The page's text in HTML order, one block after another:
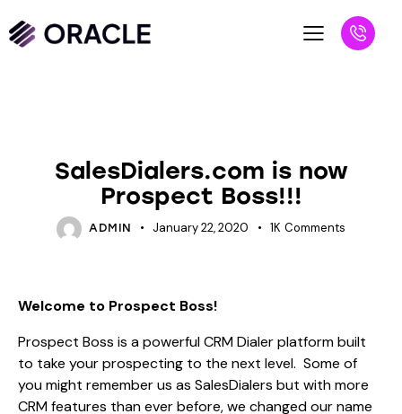
SalesDialers.com is now
Prospect Boss!!!
ADMIN January 22, 2020 1K Comments
Welcome to Prospect Boss!
Prospect Boss is a powerful CRM Dialer platform built
to take your prospecting to the next level. Some of
you might remember us as SalesDialers but with more
CRM features than ever before, we changed our name